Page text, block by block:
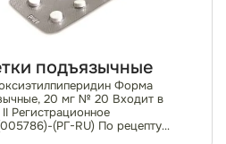
подъязычные
Форма
20 мг № 20 Входит в
Регистрационное
(РГ-RU) По рецепту